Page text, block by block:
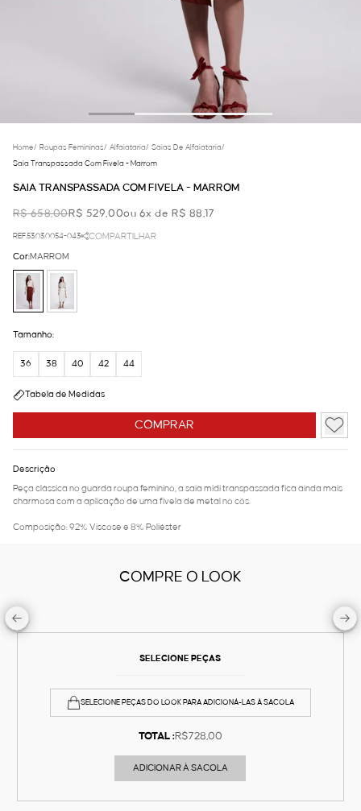
Home/ Roupas Femininas/ Alfaiataria/ Saias De Alfaiataria/
Saia Transpassada Com Fivela - Marrom
SAIA TRANSPASSADA COM FIVELA - MARROM
R$ 658,00R$ 529,00ou 6x de R$ 88,17
REF.53.03.0054-043 COMPARTILHAR
COMPRAR
Cor:MARROM
Tamanho:
36 38 40 42 44
Tabela de Medidas
Descrição
Peça clássica no guarda roupa feminino, a saia midi transpassada fica ainda mais
charmosa com a aplicação de uma fivela de metal no cós.
Composição: 92% Viscose e 8% Poliéster
COMPRE O LOOK
SELECIONE PEÇAS
SELECIONE PEÇAS DO LOOK PARA ADICIONÁ-LAS À SACOLA
TOTAL :R$728,00
ADICIONAR À SACOLA